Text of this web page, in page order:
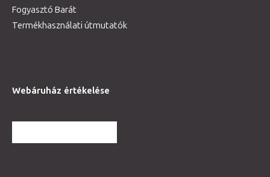
Fogyasztó Barát
Termékhasználati útmutatók
Webáruház értékelése